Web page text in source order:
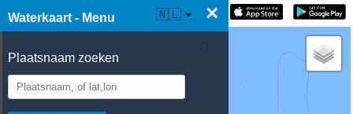
Waterkaart - Menu ×
Plaatsnaam zoeken
☰ Waterkaart Live 🇳🇱